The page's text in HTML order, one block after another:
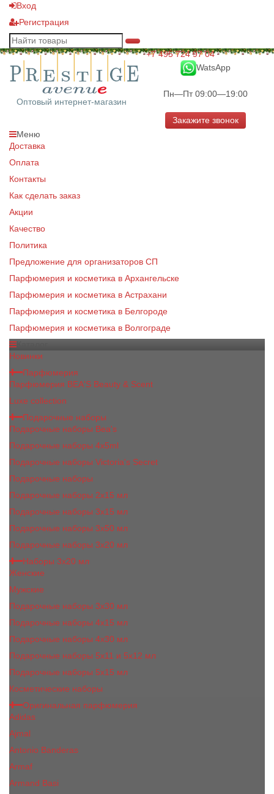
Вход
Регистрация
Оптовый интернет-магазин
+7 495 724 97 04
WatsApp
Пн—Пт 09:00—19:00
Закажите звонок
Меню
Доставка
Оплата
Контакты
Как сделать заказ
Акции
Качество
Политика
Предложение для организаторов СП
Парфюмерия и косметика в Архангельске
Парфюмерия и косметика в Астрахани
Парфюмерия и косметика в Белгороде
Парфюмерия и косметика в Волгограде
Новинки
Парфюмерия
Парфюмерия BEA'S Beauty & Scent
Luxe collection
Подарочные наборы
Подарочные наборы Bea's
Подарочные наборы 4х5ml
Подарочные наборы Victoria's Secret
Подарочные наборы
Подарочные наборы 2x15 мл
Подарочные наборы 3х15 мл
Подарочные наборы 3x50 мл
Подарочные наборы 3x20 мл
Наборы 3х20 мл
Женские
Мужские
Подарочные наборы 3х30 мл
Подарочные наборы 4x15 мл
Подарочные наборы 4x30 мл
Подарочные наборы 5x11 и 5х12 мл
Подарочные наборы 5x15 мл
Косметические наборы
Оригинальная парфюмерия
Adidas
Ajmal
Antonio Banderas
Armaf
Armand Basi